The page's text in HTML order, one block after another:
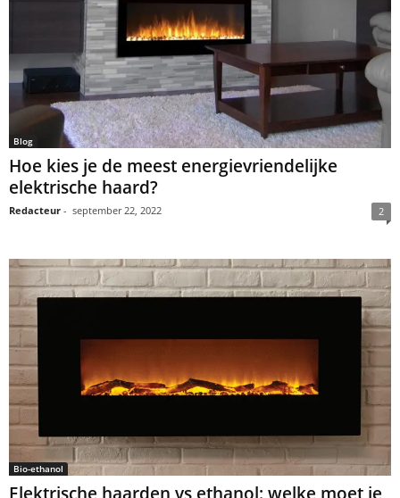
Blog
Hoe kies je de meest energievriendelijke
elektrische haard?
Redacteur - september 22, 2022 2
Bio-ethanol
Elektrische haarden vs ethanol: welke moet je